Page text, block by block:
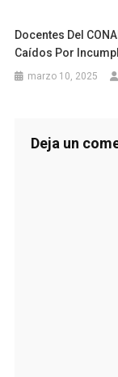
Docentes Del
Caídos Por
marzo 10, 2025
Deja un